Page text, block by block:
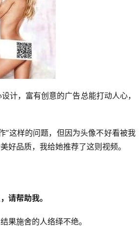
计，富有创意的广告总能打动人心，
”这样的问题，但因为头像不好看被我
好品质，我给她推荐了这则视频。
请帮助我。
果施舍的人络绎不绝。